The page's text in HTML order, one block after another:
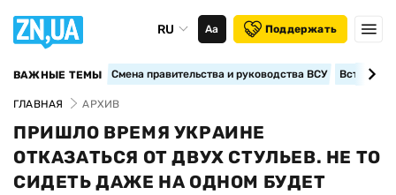
RU Аа Поддержать
ВАЖНЫЕ ТЕМЫ Смена правительства и руководства ВСУ
ГЛАВНАЯ АРХИВ
ПРИШЛО ВРЕМЯ УКРАИНЕ
ОТКАЗАТЬСЯ ОТ ДВУХ СТУЛЬЕВ. НЕ ТО
СИДЕТЬ ДАЖЕ НА ОДНОМ БУДЕТ